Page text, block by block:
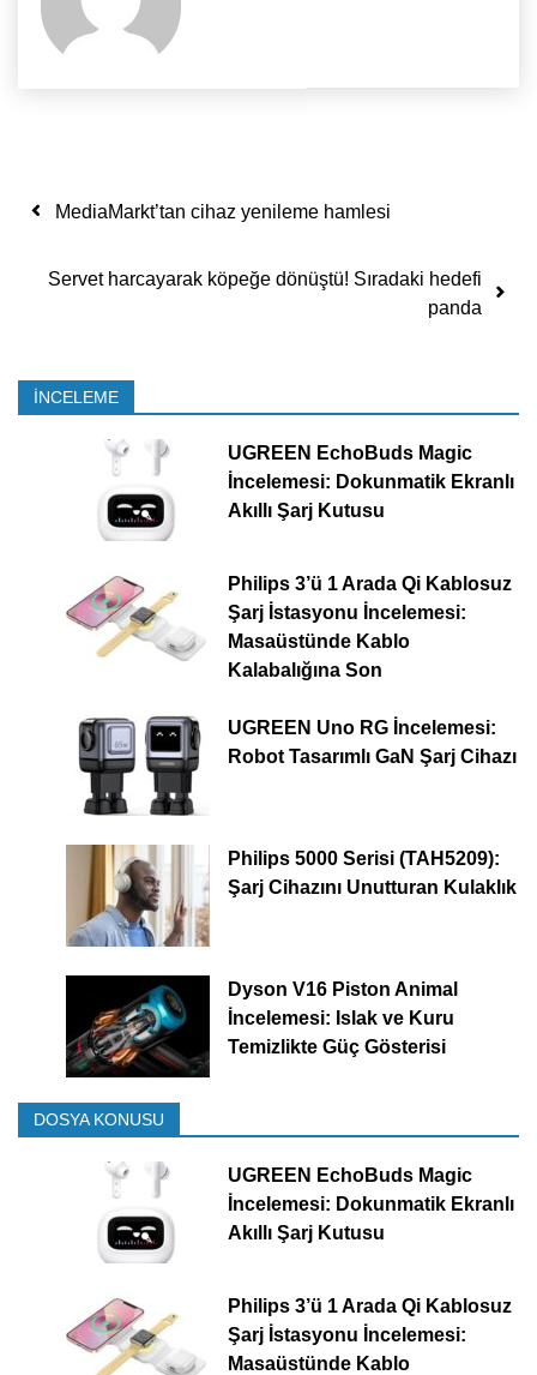
Yazı dolaşımı
MediaMarkt’tan cihaz yenileme hamlesi
Servet harcayarak köpeğe dönüştü! Sıradaki hedefi
panda
İNCELEME
UGREEN EchoBuds Magic
İncelemesi: Dokunmatik Ekranlı
Akıllı Şarj Kutusu
Philips 3’ü 1 Arada Qi Kablosuz
Şarj İstasyonu İncelemesi:
Masaüstünde Kablo
Kalabalığına Son
UGREEN Uno RG İncelemesi:
Robot Tasarımlı GaN Şarj Cihazı
Philips 5000 Serisi (TAH5209):
Şarj Cihazını Unutturan Kulaklık
Dyson V16 Piston Animal
İncelemesi: Islak ve Kuru
Temizlikte Güç Gösterisi
DOSYA KONUSU
UGREEN EchoBuds Magic
İncelemesi: Dokunmatik Ekranlı
Akıllı Şarj Kutusu
Philips 3’ü 1 Arada Qi Kablosuz
Şarj İstasyonu İncelemesi:
Masaüstünde Kablo